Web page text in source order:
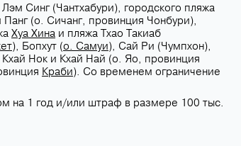
Синг (Чантхабури), городского пляжа
(о. Сичанг, провинция Чонбури),
Хуа Хина и пляжа Тхао Такиаб
), Бопхут (о. Самуи), Сай Ри (Чумпхон),
Кхай Нок и Кхай Най (о. Яо, провинция
Краби). Со временем ограничение
на 1 год и/или штраф в размере 100 тыс.